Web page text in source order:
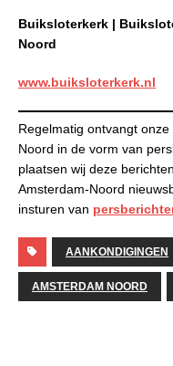
Buiksloterkerk |
Noord
www.buiksloterkerk.nl
Regelmatig ontvangt
Noord in de vorm van
plaatsen wij deze
Amsterdam-Noord
insturen van
AANKONDIGINGEN
AMSTERDAM NOORD